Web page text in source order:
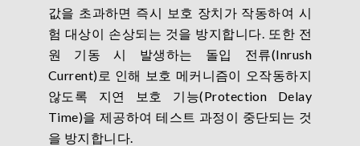
값을 초과하면 즉시 보호 장치가 작동하여 시
험 대상이 손상되는 것을 방지합니다. 또한 전
원 기동 시 발생하는 돌입 전류(Inrush
Current)로 인해 보호 메커니즘이 오작동하지
않도록 지연 보호 기능(Protection Delay
Time)을 제공하여 테스트 과정이 중단되는 것
을 방지합니다.